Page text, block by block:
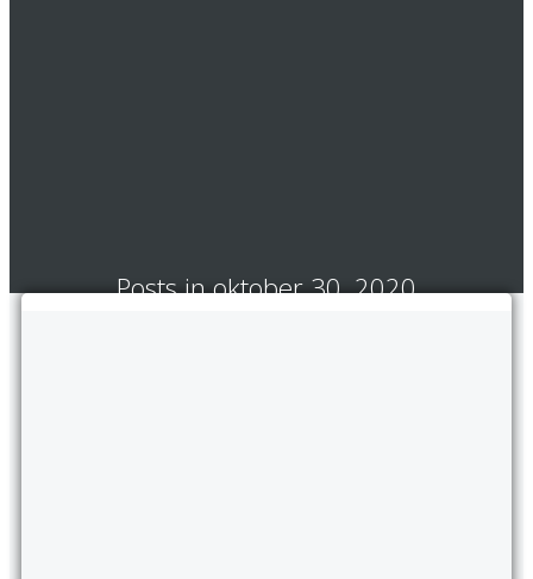
Posts in oktober 30, 2020